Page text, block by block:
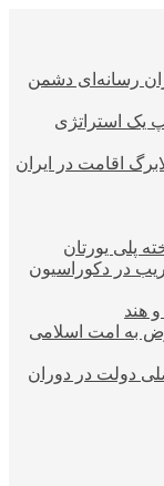
رسانه‌ای دشمن
یک استراتژی
اقامت در ایران
پلی یورتان
در دکوراسیون
هند
به امت اسلامی
دولت در دوران